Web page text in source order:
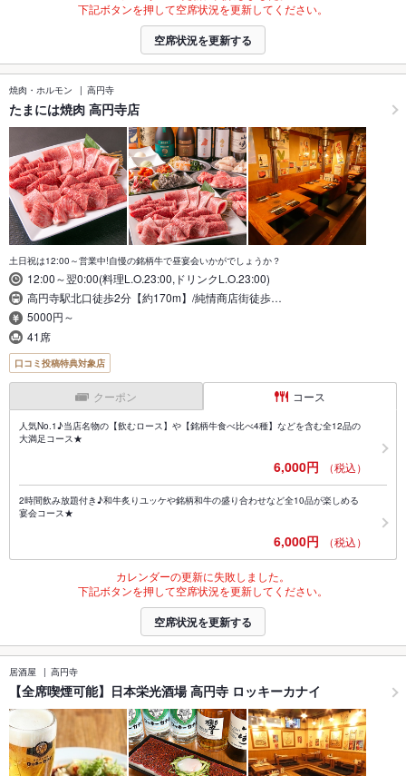
下記ボタンを押して空席状況を更新してください。
空席状況を更新する
焼肉・ホルモン 高円寺
たまには焼肉 高円寺店
土日祝は12:00～営業中!自慢の銘柄牛で昼宴会いかがでしょうか？
12:00～翌0:00(料理L.O.23:00,ドリンクL.O.23:00)
高円寺駅北口徒歩2分【約170m】/純情商店街徒歩…
5000円～
41席
口コミ投稿特典対象店
クーポン コース
人気No.1♪当店名物の【飲むロース】や【銘柄牛食べ比べ4種】などを含む全12品の
大満足コース★
6,000円 （税込）
2時間飲み放題付き♪和牛炙りユッケや銘柄和牛の盛り合わせなど全10品が楽しめる
宴会コース★
6,000円 （税込）
カレンダーの更新に失敗しました。
下記ボタンを押して空席状況を更新してください。
空席状況を更新する
居酒屋 高円寺
【全席喫煙可能】日本栄光酒場 高円寺 ロッキーカナイ